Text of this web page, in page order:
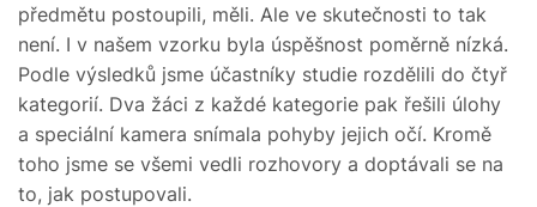
předmětu postoupili, měli. Ale ve skutečnosti to tak
není. I v našem vzorku byla úspěšnost poměrně nízká.
Podle výsledků jsme účastníky studie rozdělili do čtyř
kategorií. Dva žáci z každé kategorie pak řešili úlohy
a speciální kamera snímala pohyby jejich očí. Kromě
toho jsme se všemi vedli rozhovory a doptávali se na
to, jak postupovali.